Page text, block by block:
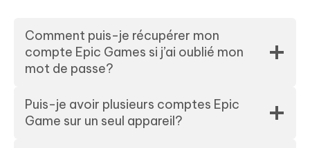
Comment puis-je récupérer mon
compte Epic Games si j’ai oublié mon
mot de passe?
Puis-je avoir plusieurs comptes Epic
Game sur un seul appareil?